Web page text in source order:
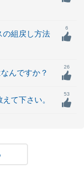
の組戻し方法
6
んですか？
26
て下さい。
53